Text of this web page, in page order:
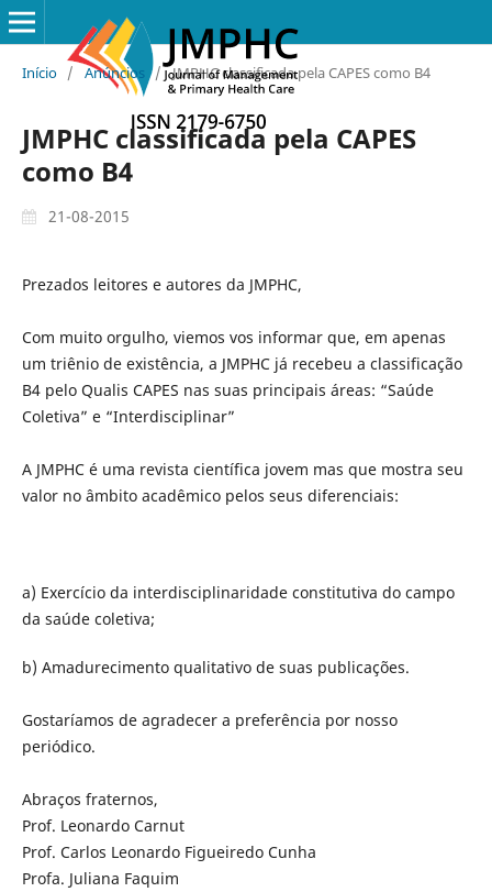
Início / Anúncios / JMPHC classificada pela CAPES como B4
JMPHC classificada pela CAPES
como B4
21-08-2015
Prezados leitores e autores da JMPHC,
Com muito orgulho, viemos vos informar que, em apenas
um triênio de existência, a JMPHC já recebeu a classificação
B4 pelo Qualis CAPES nas suas principais áreas: “Saúde
Coletiva” e “Interdisciplinar”
A JMPHC é uma revista científica jovem mas que mostra seu
valor no âmbito acadêmico pelos seus diferenciais:
a) Exercício da interdisciplinaridade constitutiva do campo
da saúde coletiva;
b) Amadurecimento qualitativo de suas publicações.
Gostaríamos de agradecer a preferência por nosso
periódico.
Abraços fraternos,
Prof. Leonardo Carnut
Prof. Carlos Leonardo Figueiredo Cunha
Profa. Juliana Faquim